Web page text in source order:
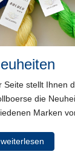
Seite stellt Ihnen
die
Marken
weiterlesen